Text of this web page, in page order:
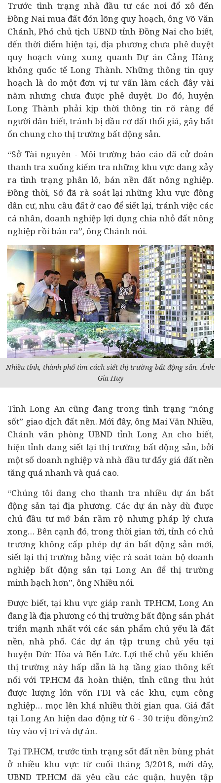
Trước tình trạng nhà đầu tư các nơi đổ xô đến
Đồng Nai mua đất đón lõng quy hoạch, ông Võ Văn
Chánh, Phó chủ tịch UBND tỉnh Đồng Nai cho biết,
đến thời điểm hiện tại, địa phương chưa phê duyệt
quy hoạch vùng xung quanh Dự án Cảng Hàng
không quốc tế Long Thành. Những thông tin quy
hoạch là do một đơn vị tư vấn làm cách đây vài
năm nhưng chưa được phê duyệt. Do đó, huyện
Long Thành phải kịp thời thông tin rõ ràng để
người dân biết, tránh bị đầu cơ đất thổi giá, gây bất
ổn chung cho thị trường bất động sản.
“Sở Tài nguyên - Môi trường báo cáo đã cử đoàn
thanh tra xuống kiểm tra những khu vực đang xảy
ra tình trạng phân lô, bán nền đất nông nghiệp.
Đồng thời, Sở đã rà soát lại những khu vực đông
dân cư, nhu cầu đất ở cao để siết lại, tránh việc các
cá nhân, doanh nghiệp lợi dụng chia nhỏ đất nông
nghiệp rồi bán ra”, ông Chánh nói.
Nhiều tỉnh, thành phố tìm cách siết thị trường bất động sản. Ảnh:
Gia Huy
Tỉnh Long An cũng đang trong tình trạng “nóng
sốt” giao dịch đất nền. Mới đây, ông Mai Văn Nhiều,
Chánh văn phòng UBND tỉnh Long An cho biết,
hiện tỉnh đang siết lại thị trường bất động sản, bởi
một số doanh nghiệp và nhà đầu tư đẩy giá đất nền
tăng quá nhanh và quá cao.
“Chúng tôi đang cho thanh tra nhiều dự án bất
động sản tại địa phương. Các dự án này dù được
chủ đầu tư mở bán rầm rộ nhưng pháp lý chưa
xong… Bên cạnh đó, trong thời gian tới, tỉnh có chủ
trương không cấp phép dự án bất động sản mới,
siết lại thị trường bằng việc rà soát toàn bộ doanh
nghiệp bất động sản tại Long An để thị trường
minh bạch hơn”, ông Nhiều nói.
Được biết, tại khu vực giáp ranh TP.HCM, Long An
đang là địa phương có thị trường bất động sản phát
triển mạnh nhất với các sản phẩm chủ yếu là đất
nền, nhà phố. Các dự án tập trung chủ yếu tại
huyện Đức Hòa và Bến Lức. Lợi thế chủ yếu khiến
thị trường này hấp dẫn là hạ tầng giao thông kết
nối với TP.HCM đã hoàn thiện, tỉnh cũng thu hút
được lượng lớn vốn FDI và các khu, cụm công
nghiệp… mọc lên khá nhiều thời gian qua. Giá đất
tại Long An hiện dao động từ 6 - 30 triệu đồng/m2
tùy vào vị trí và dự án.
Tại TP.HCM, trước tình trạng sốt đất nền bùng phát
ở nhiều khu vực từ cuối tháng 3/2018, mới đây,
UBND TP.HCM đã yêu cầu các quận, huyện tập